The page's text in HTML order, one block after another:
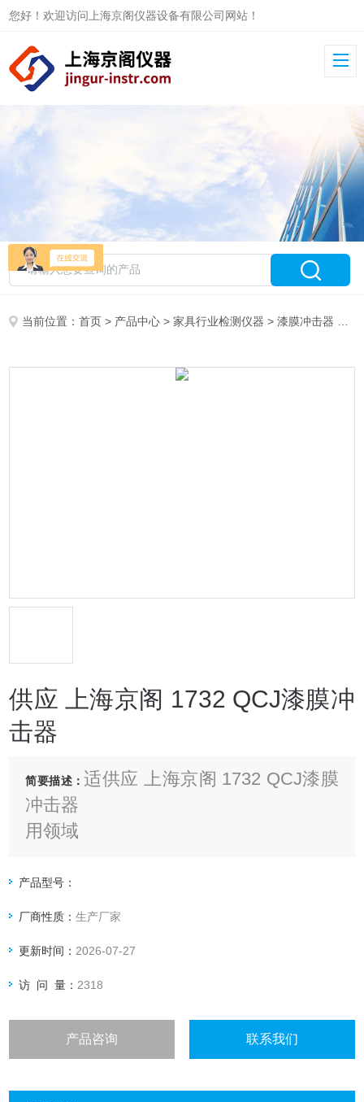
您好！欢迎访问上海京阁仪器设备有限公司网站！
当前位置：首页 > 产品中心 >家具行业检测仪器 >漆膜冲击器
供应 上海京阁 1732 QCJ漆膜冲
击器
简要描述：适供应 上海京阁 1732 QCJ漆膜
冲击器
用领域
击漆膜，以测定漆膜的冲击强度。
参照标准
产品型号：
厂商性质：生产厂家
更新时间： 2026-07-27
访 问 量： 2318
产品咨询 联系我们